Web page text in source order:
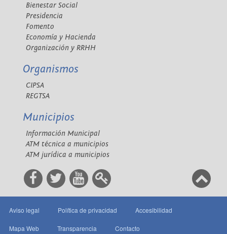
Bienestar Social
Presidencia
Fomento
Economía y Hacienda
Organización y RRHH
Organismos
CIPSA
REGTSA
Municipios
Información Municipal
ATM técnica a municipios
ATM jurídica a municipios
Aviso legal Política de privacidad Accesibilidad
Mapa Web Transparencia Contacto